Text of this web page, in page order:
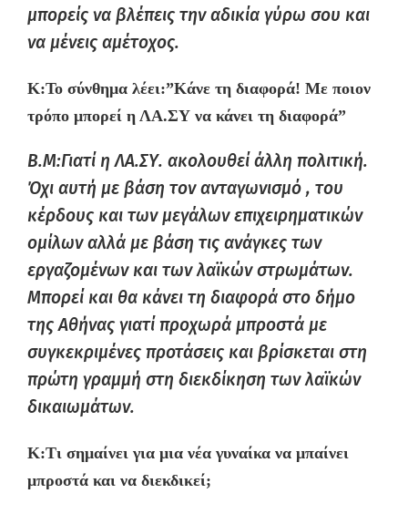
μπορείς να βλέπεις την αδικία γύρω σου και
να μένεις αμέτοχος.
K:Το σύνθημα λέει:”Κάνε τη διαφορά! Με ποιον
τρόπο μπορεί η ΛΑ.ΣΥ να κάνει τη διαφορά”
B.M:Γιατί η ΛΑ.ΣΥ. ακολουθεί άλλη πολιτική.
Όχι αυτή με βάση τον ανταγωνισμό , του
κέρδους και των μεγάλων επιχειρηματικών
ομίλων αλλά με βάση τις ανάγκες των
εργαζομένων και των λαϊκών στρωμάτων.
Μπορεί και θα κάνει τη διαφορά στο δήμο
της Αθήνας γιατί προχωρά μπροστά με
συγκεκριμένες προτάσεις και βρίσκεται στη
πρώτη γραμμή στη διεκδίκηση των λαϊκών
δικαιωμάτων.
K:Τι σημαίνει για μια νέα γυναίκα να μπαίνει
μπροστά και να διεκδικεί;